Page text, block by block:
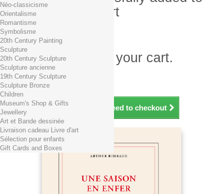
your shopping cart
Quantity
Total
There is 1 item in your cart.
Total products (tax incl.)
Total shipping TTC
Total (tax incl.)
Continue shopping Proceed to checkout
Néo-classicisme
Orientalisme
Romantisme
Symbolisme
20th Century Painting
Sculpture
20th Century Sculpture
Sculpture ancienne
19th Century Sculpture
Sculpture Bronze
Children
Museum's Shop & Gifts
Jewellery
Art et Bande dessinée
Livraison cadeau Livre d'art
Sélection pour enfants
Gift Cards and Boxes